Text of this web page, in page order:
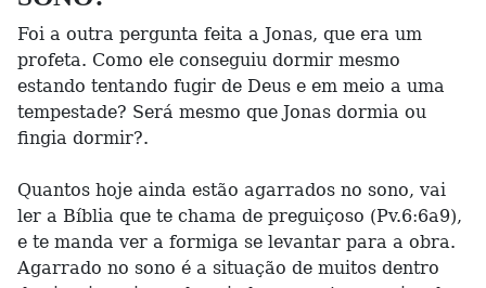
Foi a outra pergunta feita a Jonas, que era um
profeta. Como ele conseguiu dormir mesmo
estando tentando fugir de Deus e em meio a uma
tempestade? Será mesmo que Jonas dormia ou
fingia dormir?.
Quantos hoje ainda estão agarrados no sono, vai
ler a Bíblia que te chama de preguiçoso (Pv.6:6a9),
e te manda ver a formiga se levantar para a obra.
Agarrado no sono é a situação de muitos dentro